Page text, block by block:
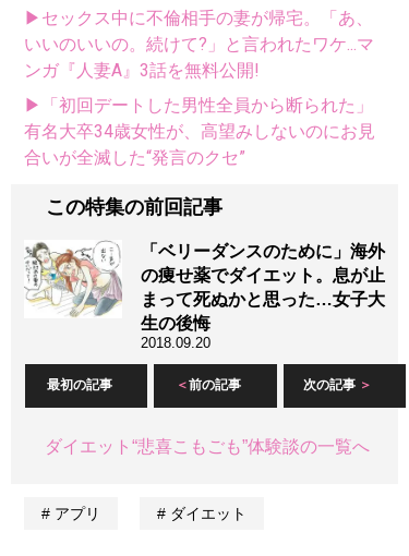
▶セックス中に不倫相手の妻が帰宅。「あ、
いいのいいの。続けて?」と言われたワケ...マ
ンガ『人妻A』3話を無料公開!
▶「初回デートした男性全員から断られた」
有名大卒34歳女性が、高望みしないのにお見
合いが全滅した“発言のクセ”
この特集の前回記事
「ベリーダンスのために」海外
の痩せ薬でダイエット。息が止
まって死ぬかと思った…女子大
生の後悔
2018.09.20
最初の記事 前の記事 次の記事
ダイエット“悲喜こもごも”体験談の一覧へ
アプリ ダイエット